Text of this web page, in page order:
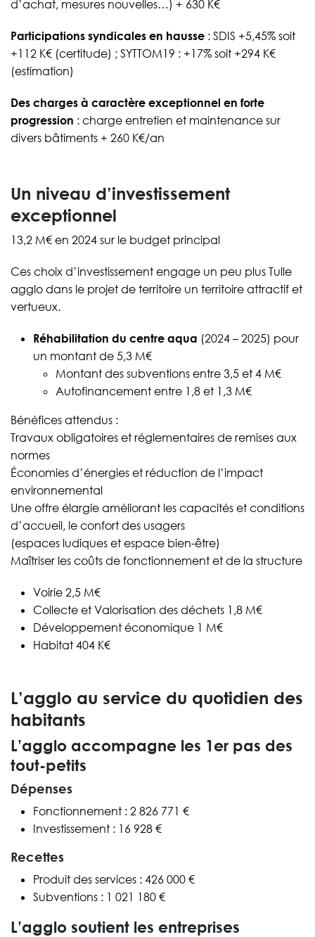
d’achat, mesures nouvelles…) + 630 K€
Participations syndicales en hausse : SDIS +5,45% soit
+112 K€ (certitude) ; SYTTOM19 : +17% soit +294 K€
(estimation)
Des charges à caractère exceptionnel en forte
progression : charge entretien et maintenance sur
divers bâtiments + 260 K€/an
Un niveau d’investissement
exceptionnel
13,2 M€ en 2024 sur le budget principal
Ces choix d’investissement engage un peu plus Tulle
agglo dans le projet de territoire un territoire attractif et
vertueux.
Réhabilitation du centre aqua (2024 – 2025) pour
un montant de 5,3 M€
Montant des subventions entre 3,5 et 4 M€
Autofinancement entre 1,8 et 1,3 M€
Bénéfices attendus :
Travaux obligatoires et réglementaires de remises aux
normes
Économies d’énergies et réduction de l’impact
environnemental
Une offre élargie améliorant les capacités et conditions
d’accueil, le confort des usagers
(espaces ludiques et espace bien-être)
Maîtriser les coûts de fonctionnement et de la structure
Voirie 2,5 M€
Collecte et Valorisation des déchets 1,8 M€
Développement économique 1 M€
Habitat 404 K€
L’agglo au service du quotidien des
habitants
L’agglo accompagne les 1er pas des
tout-petits
Dépenses
Fonctionnement : 2 826 771 €
Investissement : 16 928 €
Recettes
Produit des services : 426 000 €
Subventions : 1 021 180 €
L’agglo soutient les entreprises